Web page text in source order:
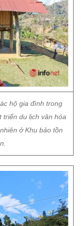
hộ gia đình trong
triển du lịch văn hóa
ở Khu bảo tồn